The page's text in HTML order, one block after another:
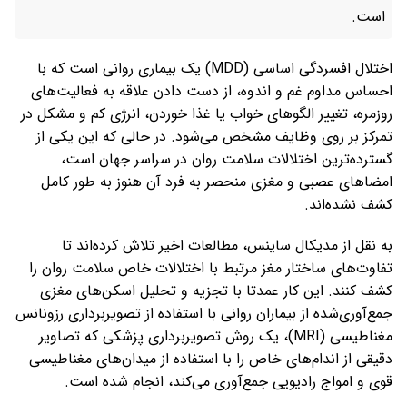
است.
اختلال افسردگی اساسی (MDD) یک بیماری روانی است که با
احساس مداوم غم و اندوه، از دست دادن علاقه به فعالیت‌های
روزمره، تغییر الگوهای خواب یا غذا خوردن، انرژی کم و مشکل در
تمرکز بر روی وظایف مشخص می‌شود. در حالی که این یکی از
گسترده‌ترین اختلالات سلامت روان در سراسر جهان است،
امضاهای عصبی و مغزی منحصر به فرد آن هنوز به طور کامل
کشف نشده‌اند.
به نقل از مدیکال ساینس، مطالعات اخیر تلاش کرده‌اند تا
تفاوت‌های ساختار مغز مرتبط با اختلالات خاص سلامت روان را
کشف کنند. این کار عمدتا با تجزیه و تحلیل اسکن‌های مغزی
جمع‌آوری‌شده از بیماران روانی با استفاده از تصویربرداری رزونانس
مغناطیسی (MRI)، یک روش تصویربرداری پزشکی که تصاویر
دقیقی از اندام‌های خاص را با استفاده از میدان‌های مغناطیسی
قوی و امواج رادیویی جمع‌آوری می‌کند، انجام شده است.